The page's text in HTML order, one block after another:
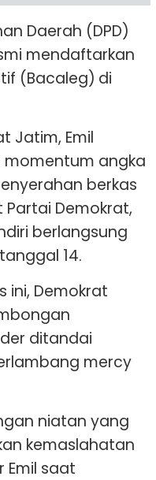
Daerah (DPD)
mendaftarkan
(Bacaleg) di
Jatim, Emil
momentum angka
berkas
Demokrat,
berlangsung
14.
ini, Demokrat
ditandai
mercy
niatan yang
kemaslahatan
Emil saat